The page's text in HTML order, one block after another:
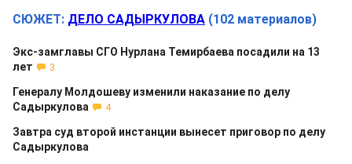
СЮЖЕТ: ДЕЛО САДЫРКУЛОВА (102 материалов)
Экс-замглавы СГО Нурлана Темирбаева посадили на 13
лет
3
Генералу Молдошеву изменили наказание по делу
Садыркулова
4
Завтра суд второй инстанции вынесет приговор по делу
Садыркулова